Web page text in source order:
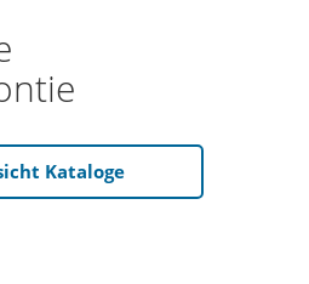
Kataloge